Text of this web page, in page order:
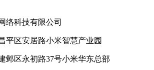
络科技有限公司
平区安居路小米智慧产业园
邺区永初路37号小米华东总部